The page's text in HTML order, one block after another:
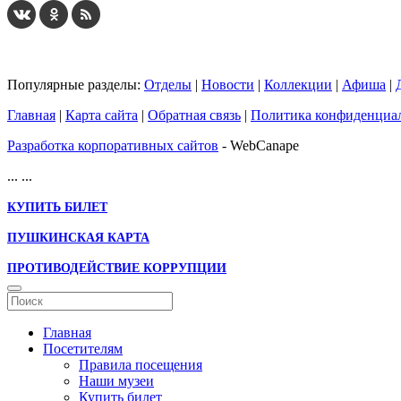
Популярные разделы: Отделы | Новости | Коллекции | Афиша |
Главная | Карта сайта | Обратная связь | Политика
Разработка корпоративных сайтов - WebCanape
... ...
КУПИТЬ БИЛЕТ
ПУШКИНСКАЯ КАРТА
ПРОТИВОДЕЙСТВИЕ КОРРУПЦИИ
Главная
Посетителям
Правила посещения
Наши музеи
Купить билет